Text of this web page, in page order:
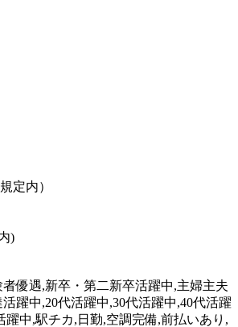
定内）
)
優遇,新卒・第二新卒活躍中,主婦主夫
躍中,20代活躍中,30代活躍中,40代活躍
躍中,駅チカ,日勤,空調完備,前払いあり,